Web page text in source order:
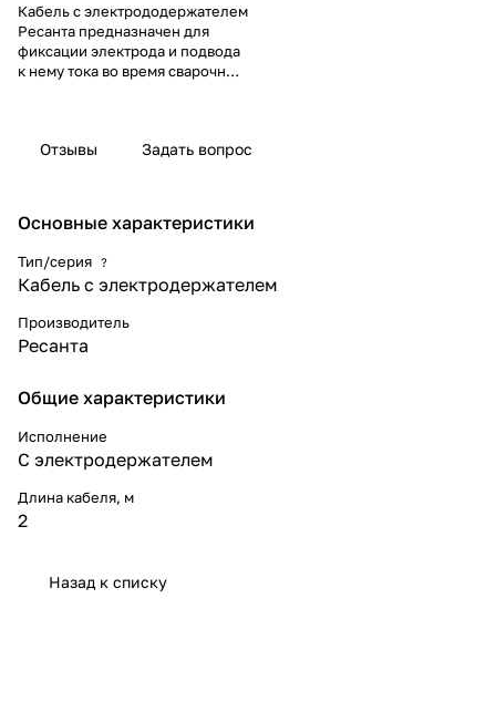
Кабель с электрододержателем
Ресанта предназначен для
фиксации электрода и подвода
к нему тока во время сварочных
прикосновения. Длина — 2 м.
Отзывы Задать вопрос
Основные характеристики
Тип/серия ?
Кабель с электродержателем
Производитель
Ресанта
Общие характеристики
Исполнение
С электродержателем
Длина кабеля, м
2
Назад к списку